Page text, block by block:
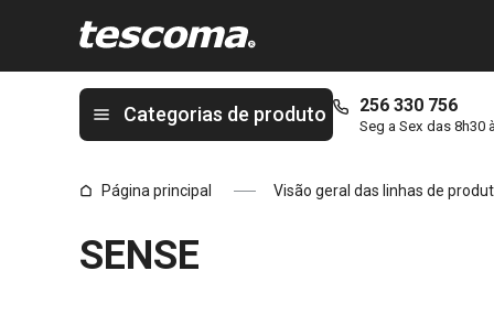
Categorias de produto 256 330 756
Seg a Sex das 8h30
Página principal Visão geral das linhas de
SENSE